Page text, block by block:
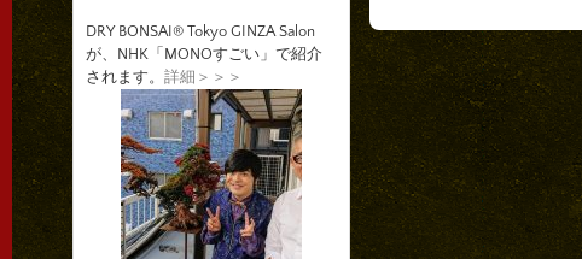
DRY BONSAI® Tokyo GINZA Salon
が、NHK「MONOすごい」で紹介
されます。 詳細＞＞＞